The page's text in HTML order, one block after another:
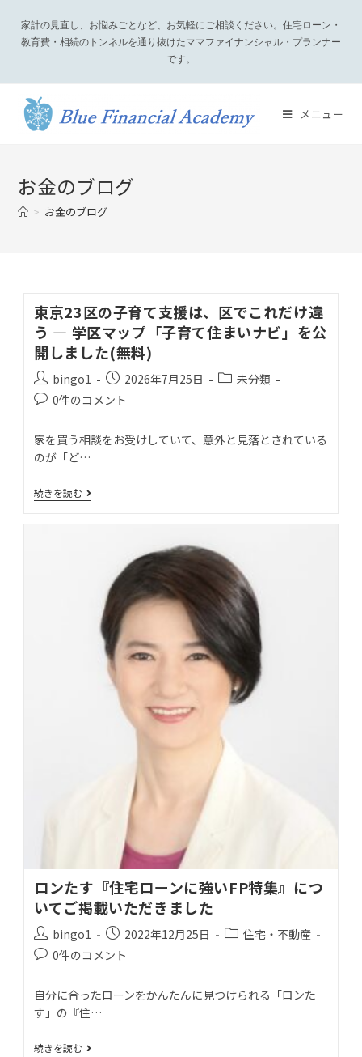
家計の見直し、お悩みごとなど、お気軽にご相談ください。住宅ローン・
教育費・相続のトンネルを通り抜けたママファイナンシャル・プランナー
です。
メニュー
お金のブログ
> お金のブログ
東京23区の子育て支援は、区でこれだけ違
う — 学区マップ「子育て住まいナビ」を公
開しました(無料)
bingo1 2026年7月25日
未分類
0件のコメント
家を買う相談をお受けしていて、意外と見落とされている
のが「ど…
続きを読む
ロンたす『住宅ローンに強いFP特集』につ
いてご掲載いただきました
bingo1 2022年12月25日
住宅・不動産
0件のコメント
自分に合ったローンをかんたんに見つけられる「ロンた
す」の『住…
続きを読む